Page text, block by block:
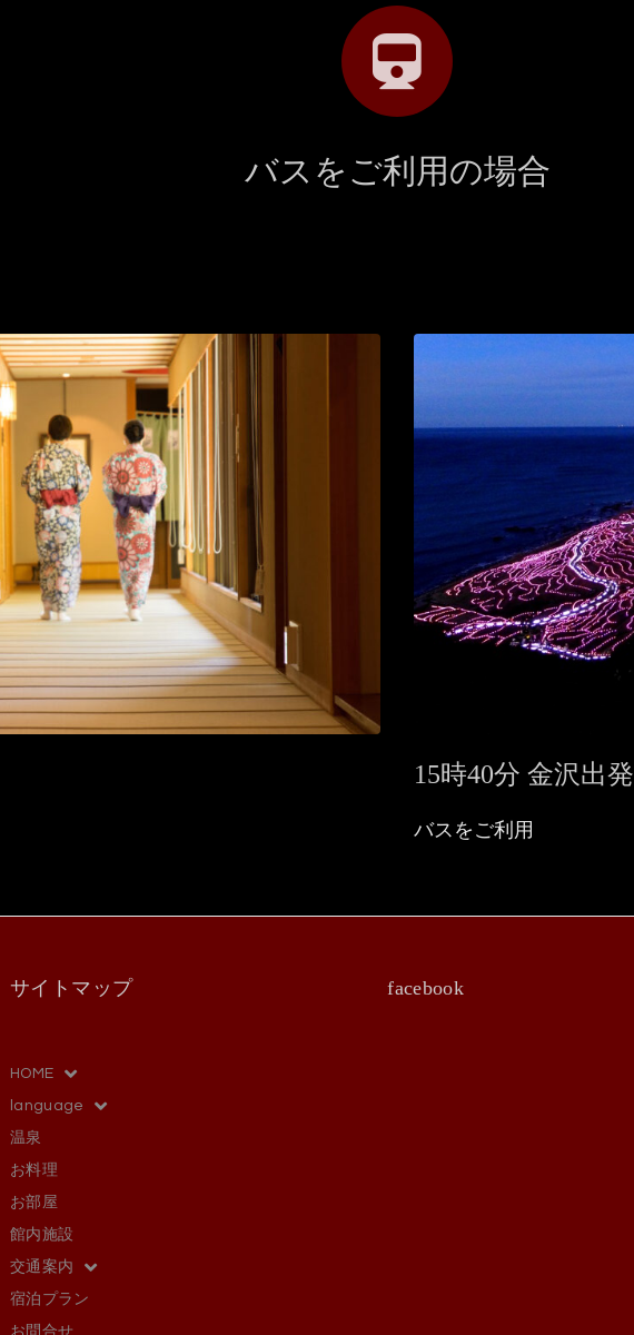
バスをご利用の場合
15時40分 金沢出発
バスをご利用
サイトマップ
HOME
language
温泉
お料理
お部屋
館内施設
交通案内
宿泊プラン
お問合せ
facebook